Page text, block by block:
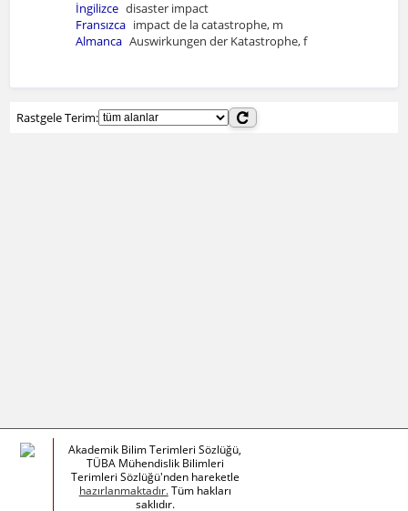
İngilizce disaster impact
Fransızca impact de la catastrophe, m
Almanca Auswirkungen der Katastrophe, f
Rastgele Terim:
Akademik Bilim Terimleri Sözlüğü,
TÜBA Mühendislik Bilimleri
Terimleri Sözlüğü'nden hareketle
hazırlanmaktadır.Tüm hakları
saklıdır.